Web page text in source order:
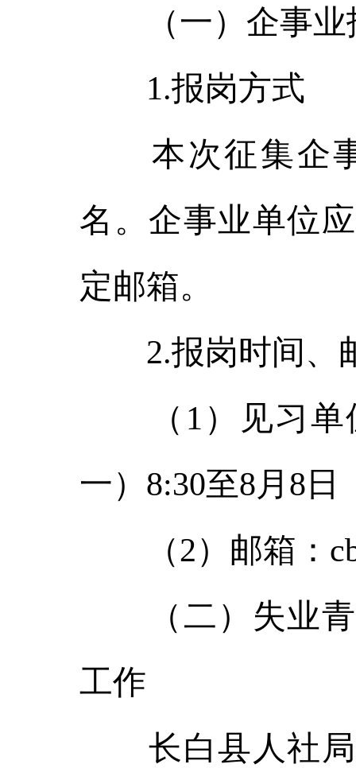
（一）企事业
1.报岗方式
本次征集企事
名。企事业单位
定邮箱。
2.报岗时间、
（1）见习单位
一）8:30至8月8日
（2）邮箱：
（二）失业青
工作
长白县人社局